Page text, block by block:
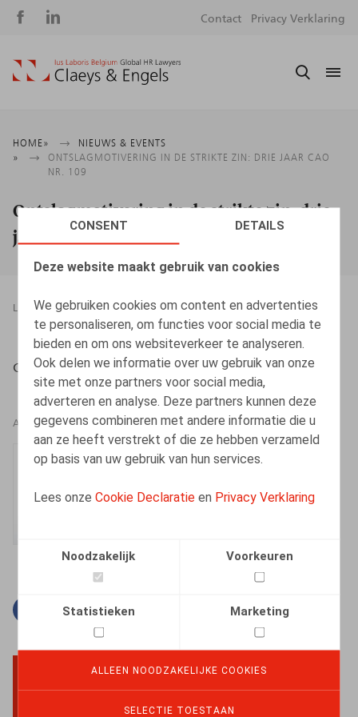
CONSENT DETAILS
Deze website maakt gebruik van cookies
We gebruiken cookies om content en advertenties
te personaliseren, om functies voor social media te
bieden en om ons websiteverkeer te analyseren.
Ook delen we informatie over uw gebruik van onze
site met onze partners voor social media,
adverteren en analyse. Deze partners kunnen deze
gegevens combineren met andere informatie die u
aan ze heeft verstrekt of die ze hebben verzameld
op basis van uw gebruik van hun services.
Lees onzeCookie Declaratie en Privacy Verklaring
Noodzakelijk Voorkeuren
Statistieken Marketing
ALLEEN NOODZAKELIJKE COOKIES
SELECTIE TOESTAAN
Social
Contact Privacy Verklaring
Kruimelpad
HOME
NIEUWS & EVENTS
ONTSLAGMOTIVERING IN DE STRIKTE ZIN: DRIE JAAR CAO
NR. 109
Ontslagmotivering in de strikte zin: drie
jaar cao nr. 109
LEGAL MAGAZINES
EINDE VAN DE ARBEIDSOVEREENKOMST
08.05.2017
Cattoir, H., Oriëntatie, 2017, nr 4, pp. 16-29
AUTEURS
Hanne Cattoir
Facebook
TwitterLinkedin